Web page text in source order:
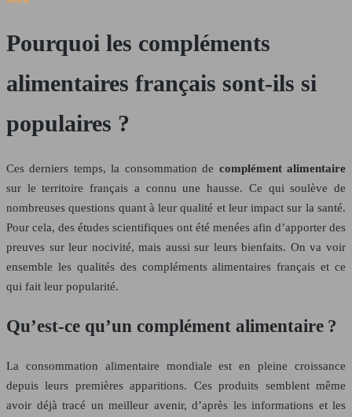
Pourquoi les compléments
alimentaires français sont-ils si
populaires ?
Ces derniers temps, la consommation de complément alimentaire
sur le territoire français a connu une hausse. Ce qui soulève de
nombreuses questions quant à leur qualité et leur impact sur la santé.
Pour cela, des études scientifiques ont été menées afin d’apporter des
preuves sur leur nocivité, mais aussi sur leurs bienfaits. On va voir
ensemble les qualités des compléments alimentaires français et ce
qui fait leur popularité.
Qu’est-ce qu’un complément alimentaire ?
La consommation alimentaire mondiale est en pleine croissance
depuis leurs premières apparitions. Ces produits semblent même
avoir déjà tracé un meilleur avenir, d’après les informations et les